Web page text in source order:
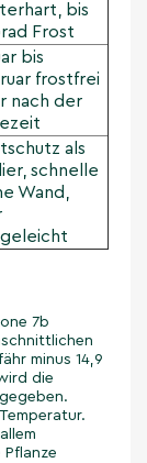
bis
Frost
bis
frostfrei
nach der
als
schnelle
Wand,
7b
minus 14,9
die